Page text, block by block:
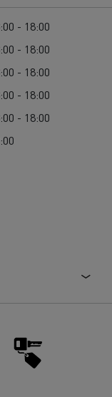
- 18:00
- 18:00
- 18:00
- 18:00
- 18:00